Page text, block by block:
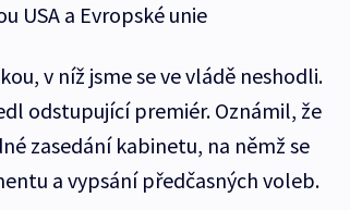
USA a Evropské unie
v níž jsme se ve vládě neshodli.
odstupující premiér. Oznámil, že
zasedání kabinetu, na němž se
a vypsání předčasných voleb.